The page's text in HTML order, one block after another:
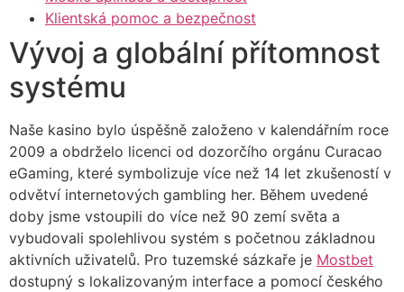
panel
panel
panel
panel
panel
panel
panel
Klientská pomoc a bezpečnost
Vývoj a globální přítomnost
systému
Naše kasino bylo úspěšně založeno v kalendářním roce
2009 a obdrželo licenci od dozorčího orgánu Curacao
eGaming, které symbolizuje více než 14 let zkušeností v
odvětví internetových gambling her. Během uvedené
doby jsme vstoupili do více než 90 zemí světa a
vybudovali spolehlivou systém s početnou základnou
aktivních uživatelů. Pro tuzemské sázkaře je Mostbet
dostupný s lokalizovaným interface a pomocí českého